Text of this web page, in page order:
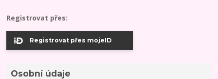
Registrovat přes:
Registrovat přes mojeID
Osobní údaje